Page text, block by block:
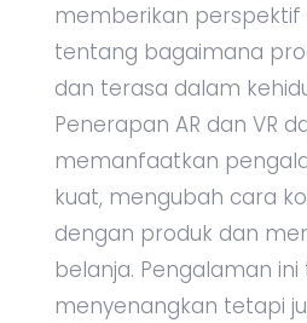
memberikan perspektif
tentang bagaimana
dan terasa dalam
Penerapan AR dan VR
memanfaatkan
kuat, mengubah cara
dengan produk dan
belanja. Pengalaman
menyenangkan tetapi